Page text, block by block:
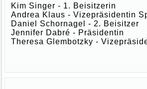
Kim Singer - 1. Beisitzerin
Andrea Klaus - Vizepräsidentin
Daniel Schornagel - 2. Beisitzer
Jennifer Dabré - Präsidentin
Theresa Glembotzky -